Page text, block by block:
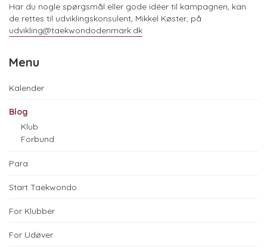
Har du nogle spørgsmål eller gode idéer til kampagnen, kan
de rettes til udviklingskonsulent, Mikkel Køster, på
udvikling@taekwondodenmark.dk
Menu
Kalender
Blog
Klub
Forbund
Para
Start Taekwondo
For Klubber
For Udøver